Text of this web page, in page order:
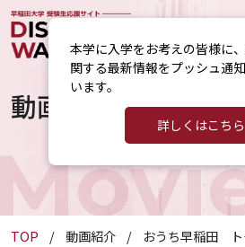
動画紹介
TOP 動画紹介 おうち早稲田
本学に入学をお考えの皆様に
関する最新情報をプッシュ通
います。
詳しくはこちら